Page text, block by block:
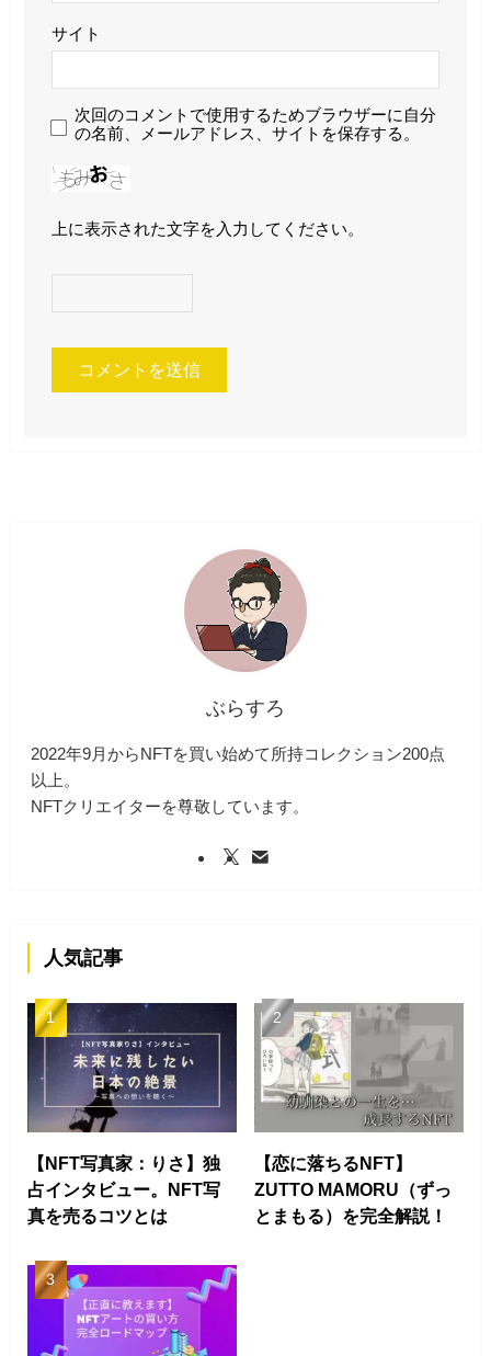
サイト
次回のコメントで使用するためブラウザーに自分
の名前、メールアドレス、サイトを保存する。
上に表示された文字を入力してください。
ぶらすろ
2022年9月からNFTを買い始めて所持コレクション200点
以上。
NFTクリエイターを尊敬しています。
人気記事
【NFT写真家：りさ】独
占インタビュー。NFT写
真を売るコツとは
【恋に落ちるNFT】
ZUTTO MAMORU（ずっ
とまもる）を完全解説！